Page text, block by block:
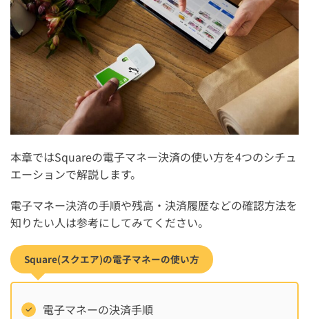
本章ではSquareの電子マネー決済の使い方を4つのシチュ
エーションで解説します。
電子マネー決済の手順や残高・決済履歴などの確認方法を
知りたい人は参考にしてみてください。
Square(スクエア)の電子マネーの使い方
電子マネーの決済手順